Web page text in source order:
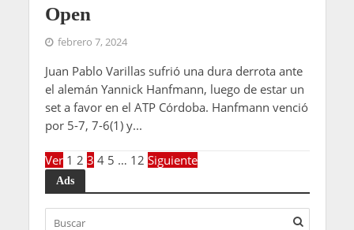
Open
febrero 7, 2024
Juan Pablo Varillas sufrió una dura derrota ante
el alemán Yannick Hanfmann, luego de estar un
set a favor en el ATP Córdoba. Hanfmann venció
por 5-7, 7-6(1) y...
Ver 1 2 3 4 5 … 12 Siguiente
Ads